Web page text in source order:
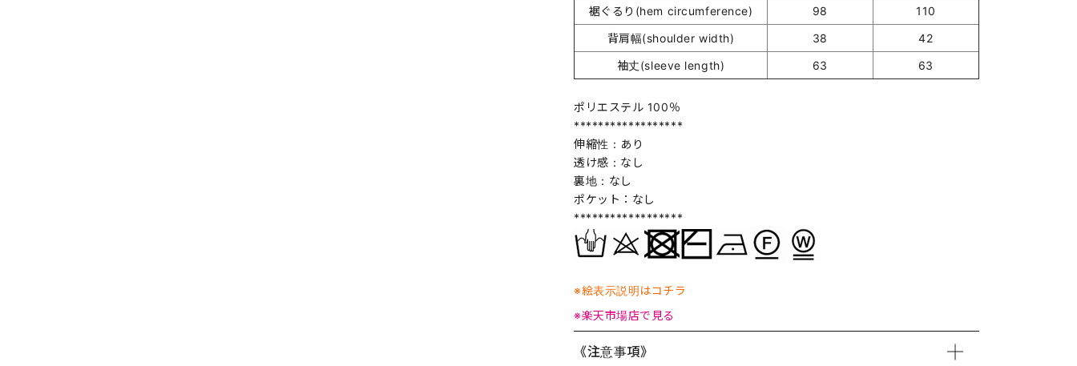
裾ぐるり(hem circumference)
98
110
背肩幅(shoulder width)
38
42
袖丈(sleeve length)
63 63
ポリエステル 100％
******************
伸縮性：あり
透け感：なし
裏地：なし
ポケット：なし
******************
※絵表示説明はコチラ
※楽天市場店で見る
《注意事項》